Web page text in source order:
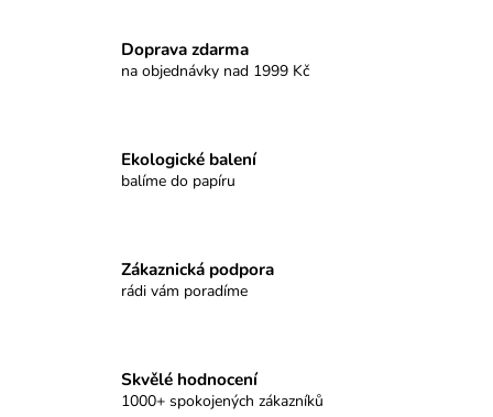
Doprava zdarma
na objednávky nad 1999 Kč
Ekologické balení
balíme do papíru
Zákaznická podpora
rádi vám poradíme
Skvělé hodnocení
1000+ spokojených zákazníků